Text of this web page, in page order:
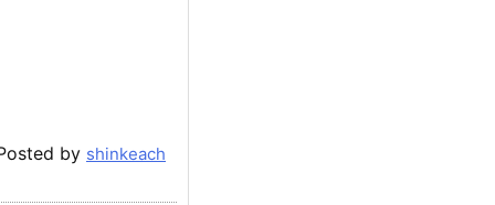
by shinkeach